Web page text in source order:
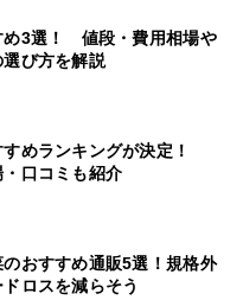
め3選！ 値段・費用相場や
び方を解説
すめランキングが決定！
口コミも紹介
おすすめ通販5選！規格外
ロスを減らそう